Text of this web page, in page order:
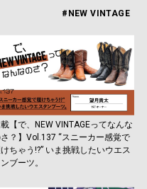
#NEW VINTAGE
【で、NEW VINTAGEってなんな
？】Vol.137 “スニーカー感覚で
ちゃう!?” いま挑戦したいウエス
ブーツ。